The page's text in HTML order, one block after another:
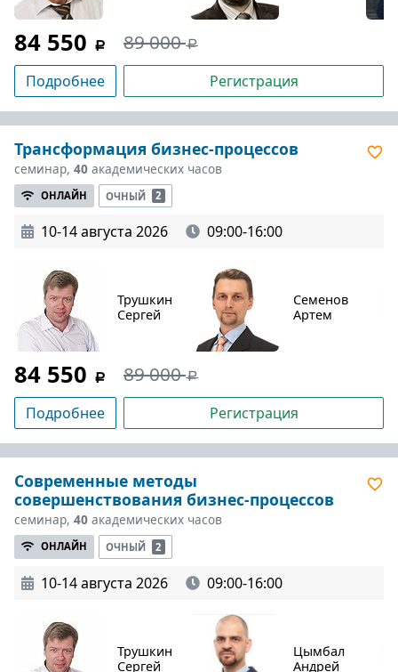
84 550 89 000
Подробнее Регистрация
Трансформация бизнес-процессов
семинар, 40 академических часов
ОНЛАЙН ОЧНЫЙ 2
10-14 августа 2026 09:00-16:00
Трушкин
Сергей
Семенов
Артем
84 550 89 000
Подробнее Регистрация
Современные методы
совершенствования бизнес-процессов
семинар, 40 академических часов
ОНЛАЙН ОЧНЫЙ 2
10-14 августа 2026 09:00-16:00
Трушкин
Сергей
Цымбал
Андрей